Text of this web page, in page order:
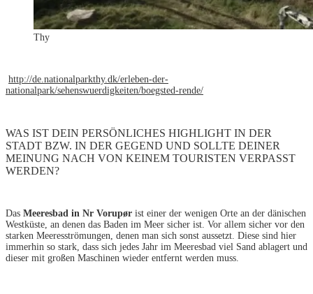
Thy
http://de.nationalparkthy.dk/erleben-der-
nationalpark/sehenswuerdigkeiten/boegsted-rende/
WAS IST DEIN PERSÖNLICHES HIGHLIGHT IN DER
STADT BZW. IN DER GEGEND UND SOLLTE DEINER
MEINUNG NACH VON KEINEM TOURISTEN VERPASST
WERDEN?
Das Meeresbad in Nr Vorupør ist einer der wenigen Orte an der dänischen
Westküste, an denen das Baden im Meer sicher ist. Vor allem sicher vor den
starken Meeresströmungen, denen man sich sonst aussetzt. Diese sind hier
immerhin so stark, dass sich jedes Jahr im Meeresbad viel Sand ablagert und
dieser mit großen Maschinen wieder entfernt werden muss.